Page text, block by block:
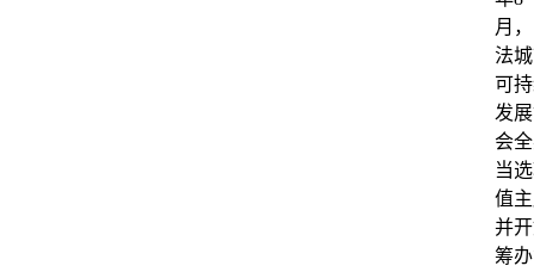
月
法
可
发
会
当
值
并
筹